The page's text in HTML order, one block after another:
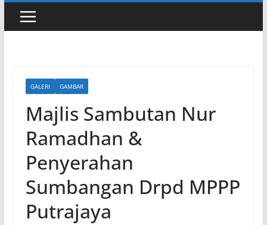
GALERI GAMBAR
Majlis Sambutan Nur
Ramadhan &
Penyerahan
Sumbangan Drpd MPPP
Putrajaya